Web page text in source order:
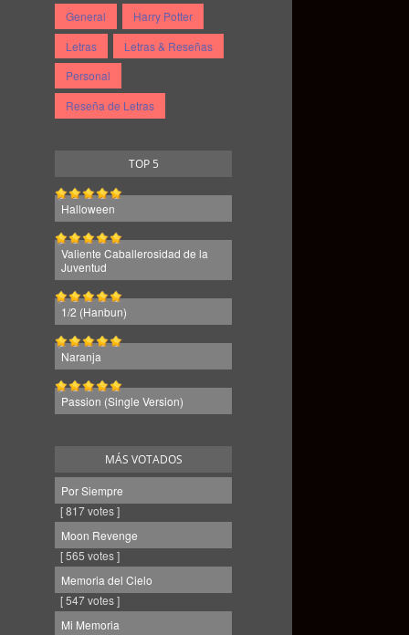
General
Harry Potter
Letras
Letras & Reseñas
Personal
Reseña de Letras
TOP 5
Halloween
Valiente Caballerosidad de la
Juventud
1/2 (Hanbun)
Naranja
Passion (Single Version)
MÁS VOTADOS
Por Siempre
[ 817 votes ]
Moon Revenge
[ 565 votes ]
Memoria del Cielo
[ 547 votes ]
Mi Memoria